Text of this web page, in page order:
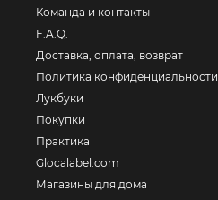
Команда и контакты
F.A.Q.
Доставка, оплата, возврат
Политика конфиденциальности
Лукбуки
Покупки
Практика
Glocalabel.com
Магазины для дома